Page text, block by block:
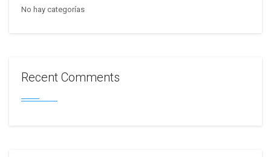
No hay categorías
Recent Comments